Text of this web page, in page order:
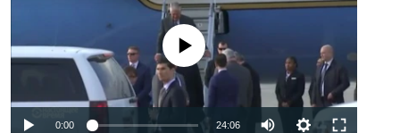
No media source currently available
0:00 24:06